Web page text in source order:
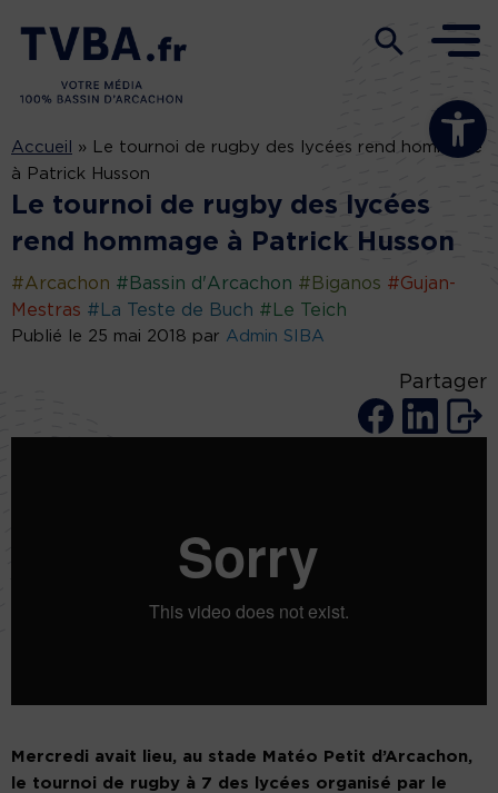
Ouvrir la
Accueil »
Le tournoi de rugby des lycées rend hommage
à Patrick Husson
Le tournoi de rugby des lycées
rend hommage à Patrick Husson
#Arcachon #Bassin d'Arcachon #Biganos #Gujan-
Mestras #La Teste de Buch #Le Teich
Publié le 25 mai 2018 par Admin SIBA
Partager
Mercredi avait lieu, au stade Matéo Petit d’Arcachon,
le tournoi de rugby à 7 des lycées organisé par le